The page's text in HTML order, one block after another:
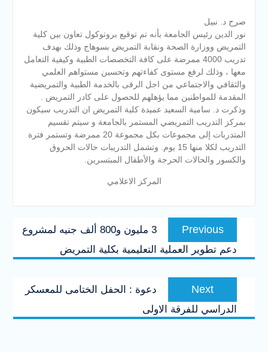
صرح د. نبيل
نور الدين رئيس الجامعة بأنه تم توقيع بروتوكول تعاون بين كلية
التمريض ووزارة الصحة ونقابة التمريض بسوهاج وذلك بهدف
تدريب 4000 ممرضة على كافة التخصصات الطبية وكيفية التعامل
معها ، وذلك لرفع مستوى كفاءتهم وتحسين مستواهم العلمي
والثقافي والاجتماعي من اجل الرقى بالخدمة الطبية والتمريضية
المقدمة للمواطنين مما يؤهلهم للحصول على كادر التمريض .
وذكرت د. سامية السعيد عميدة كلية التمريض ان التدريب سيكون
بمركز التدريب التمريضي المستمر بالجامعة و سيتم تقسيم
المتدربات إلى مجموعات بكل مجموعة 20 ممرضة وتستمر فترة
التدريب لكلا منها 15 يوم. وتشمل التدريبات حالات الحروق
والكسور والحالات الحرجة والأطفال المبتسرين.
المركز الاعلامي
تصفّح
المقالاتPrevious
Previous
post:
3 مليون و800 ألف جنيه لمشروع
دعم تطوير العملية التعليمية بكلية التمريض
Next
post:
دعوة : الحفل الختامى للمعسكر
الدراسي للفرقة الاولى